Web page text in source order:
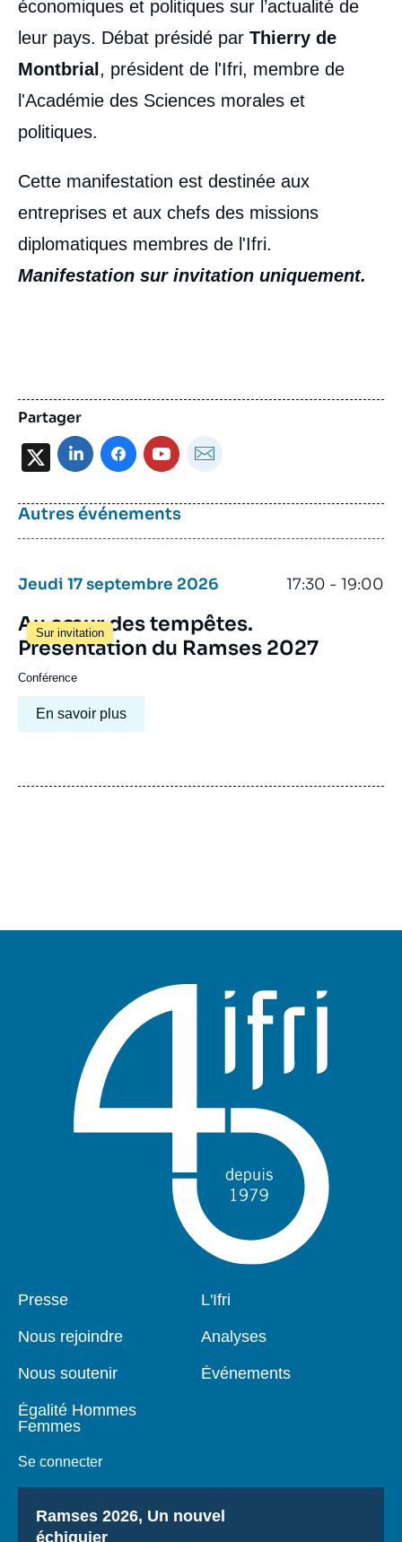
économiques et politiques sur l’actualité de
leur pays. Débat présidé par Thierry de
Montbrial , président de l'Ifri, membre de
l'Académie des Sciences morales et
politiques.
Cette manifestation est destinée aux
entreprises et aux chefs des missions
diplomatiques membres de l'Ifri.
Manifestation sur invitation uniquement.
Partager
X
Autres événements
Jeudi 17 septembre 2026 17:30 - 19:00
Sur invitation
Au cœur des tempêtes.
Présentation du Ramses 2027
Conférence
En savoir plus
Pied
Presse
Nous rejoindre
Nous soutenir
Égalité Hommes
Femmes
Se connecter
Navigation
L'Ifri
Analyses
Événements
Titre
Ramses 2026, Un nouvel
échiquier